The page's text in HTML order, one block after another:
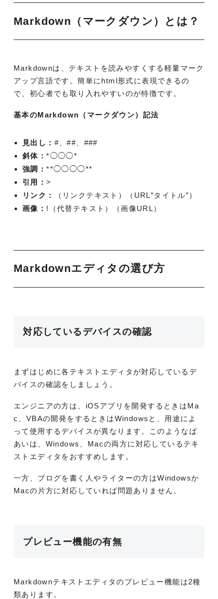
Markdown（マークダウン）とは？
Markdownは、テキストを読みやすくする軽量マーク
アップ言語です。簡単にhtml形式に表現できるの
で、初心者でも取り入れやすいのが特徴です。
基本のMarkdown（マークダウン）記法
見出し： #、##、###
斜体：*◯◯◯*
強調：**◯◯◯◯**
引用：>
リンク：
（リンクテキスト）（URL”タイトル”）
画像： !（代替テキスト）（画像URL）
Markdownエディタの選び方
対応しているデバイスの確認
まずはじめに各テキストエディタが対応しているデ
バイスの確認をしましょう。
エンジニアの方は、iOSアプリを開発するときはMa
c、VBAの開発をするときはWindowsと、用途によ
って使用するデバイスが異なります。このようなば
あいは、Windows、Macの両方に対応しているテキ
ストエディタをおすすめします。
一方、ブログを書く人やライターの方はWindowsか
Macの片方に対応していれば問題ありません。
プレビュー機能の有無
Markdownテキストエディタのプレビュー機能は2種
類あります。